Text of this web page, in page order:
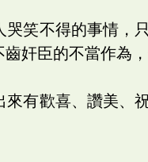
哭笑不得的事情，
奸臣的不當作為，
有歡喜、讚美、